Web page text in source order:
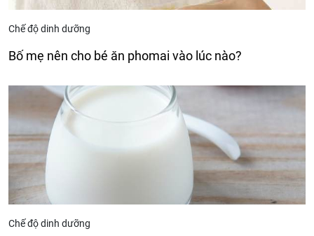
Chế độ dinh dưỡng
Bố mẹ nên cho bé ăn phomai vào lúc nào?
Chế độ dinh dưỡng